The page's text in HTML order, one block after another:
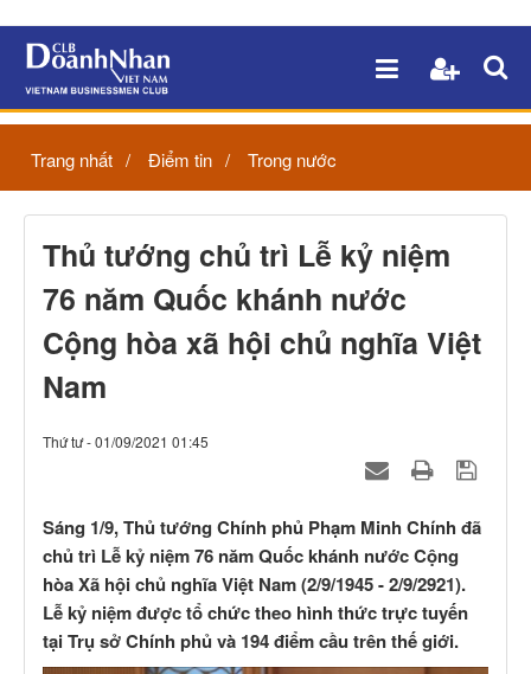
Trang nhất Điểm tin Trong nước
Thủ tướng chủ trì Lễ kỷ niệm
76 năm Quốc khánh nước
Cộng hòa xã hội chủ nghĩa Việt
Nam
Thứ tư - 01/09/2021 01:45
Sáng 1/9, Thủ tướng Chính phủ Phạm Minh Chính đã
chủ trì Lễ kỷ niệm 76 năm Quốc khánh nước Cộng
hòa Xã hội chủ nghĩa Việt Nam (2/9/1945 - 2/9/2921).
Lễ kỷ niệm được tổ chức theo hình thức trực tuyến
tại Trụ sở Chính phủ và 194 điểm cầu trên thế giới.